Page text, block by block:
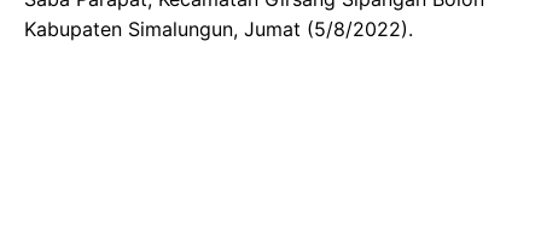
Kabupaten Simalungun, Jumat (5/8/2022).